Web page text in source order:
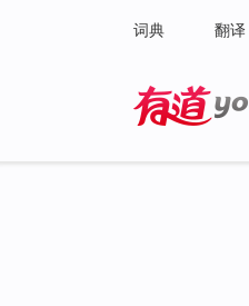
词典 翻译